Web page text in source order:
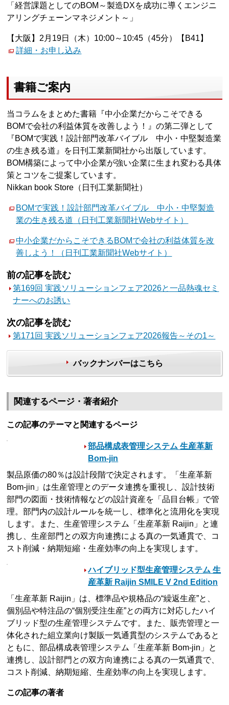
「経営課題としてのBOM～製造DXを成功に導くエンジニ
アリングチェーンマネジメント～」
【大阪】2月19日（木）10:00～10:45（45分）【B41】
詳細・お申し込み
書籍ご案内
当コラムをまとめた書籍『中小企業だからこそできる
BOMで会社の利益体質を改善しよう！』の第二弾として
『BOMで実践！設計部門改革バイブル 中小・中堅製造業
の生き残る道』を日刊工業新聞社から出版しています。
BOM構築によって中小企業が強い企業に生まれ変わる具体
策とコツをご提案しています。
Nikkan book Store（日刊工業新聞社）
BOMで実践！設計部門改革バイブル 中小・中堅製造
業の生き残る道（日刊工業新聞社Webサイト）
中小企業だからこそできるBOMで会社の利益体質を改
善しよう！（日刊工業新聞社Webサイト）
前の記事を読む
第169回 実践ソリューションフェア2026と一品熱魂セミ
ナーへのお誘い
次の記事を読む
第171回 実践ソリューションフェア2026報告～その1～
バックナンバーはこちら
関連するページ・著者紹介
この記事のテーマと関連するページ
部品構成表管理システム 生産革新
Bom-jin
製品原価の80％は設計段階で決定されます。「生産革新
Bom-jin」は生産管理とのデータ連携を重視し、設計技術
部門の図面・技術情報などの設計資産を「品目台帳」で管
理。部門内の設計ルールを統一し、標準化と流用化を実現
します。また、生産管理システム「生産革新 Raijin」と連
携し、生産部門との双方向連携による真の一気通貫で、コ
スト削減・納期短縮・生産効率の向上を実現します。
ハイブリッド型生産管理システム 生
産革新 Raijin SMILE V 2nd Edition
「生産革新 Raijin」は、標準品や規格品の“繰返生産”と、
個別品や特注品の“個別受注生産”との両方に対応したハイ
ブリッド型の生産管理システムです。また、販売管理と一
体化された組立業向け製販一気通貫型のシステムであると
ともに、部品構成表管理システム「生産革新 Bom-jin」と
連携し、設計部門との双方向連携による真の一気通貫で、
コスト削減、納期短縮、生産効率の向上を実現します。
この記事の著者